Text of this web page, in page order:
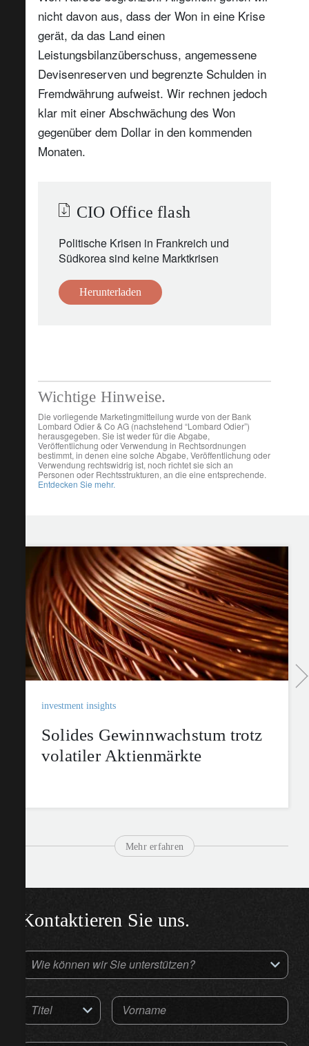
nicht davon aus, dass der Won in eine Krise
gerät, da das Land einen
Leistungsbilanzüberschuss, angemessene
Devisenreserven und begrenzte Schulden in
Fremdwährung aufweist. Wir rechnen jedoch
klar mit einer Abschwächung des Won
gegenüber dem Dollar in den kommenden
Monaten.
CIO Office flash
Politische Krisen in Frankreich und
Südkorea sind keine Marktkrisen
Herunterladen
Wichtige Hinweise.
Die vorliegende Marketingmitteilung wurde von der Bank
Lombard Odier & Co AG (nachstehend “Lombard Odier”)
herausgegeben. Sie ist weder für die Abgabe,
Veröffentlichung oder Verwendung in Rechtsordnungen
bestimmt, in denen eine solche Abgabe, Veröffentlichung oder
Verwendung rechtswidrig ist, noch richtet sie sich an
Personen oder Rechtsstrukturen, an die eine entsprechende.
Entdecken Sie mehr.
investment insights
Solides Gewinnwachstum trotz
volatiler Aktienmärkte
Mehr erfahren
Kontaktieren Sie uns.
Wie können wir Sie unterstützen?
Titel Vorname